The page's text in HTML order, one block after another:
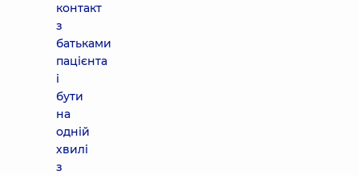
контакт
з
батьками
пацієнта
і
бути
на
одній
хвилі
з